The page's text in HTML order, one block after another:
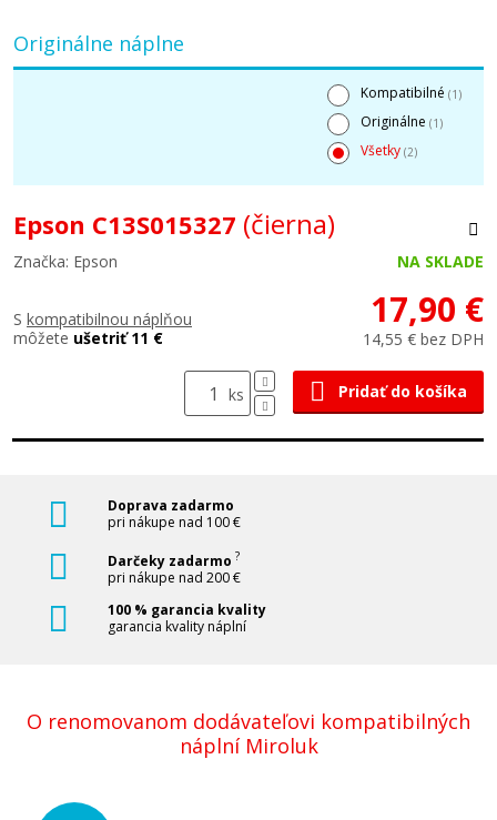
Originálne náplne
Kompatibilné (1)
Originálne (1)
Všetky (2)
Epson C13S015327 (čierna)
Značka: Epson NA SKLADE
S kompatibilnou náplňou
môžete ušetriť 11 €
17,90 €
14,55 € bez DPH
ks Pridať do košíka
Doprava zadarmo
pri nákupe nad 100 €
Darčeky zadarmo ?
pri nákupe nad 200 €
100 % garancia kvality
garancia kvality náplní
O renomovanom dodávateľovi kompatibilných
náplní Miroluk